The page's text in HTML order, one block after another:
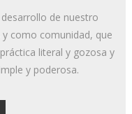
de nuestro
como comunidad, que
literal y gozosa y
y poderosa.